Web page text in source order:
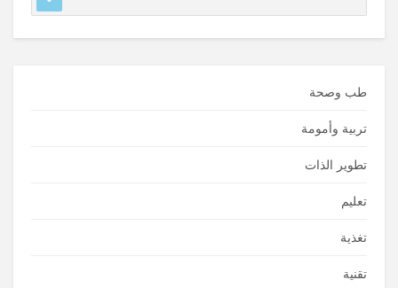
طب وصحة
تربية وأمومة
تطوير الذات
تعليم
تغذية
تقنية